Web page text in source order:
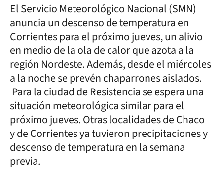
El Servicio Meteorológico Nacional (SMN)
anuncia un descenso de temperatura en
Corrientes para el próximo jueves, un alivio
en medio de la ola de calor que azota a la
región Nordeste. Además, desde el miércoles
a la noche se prevén chaparrones aislados.
Para la ciudad de Resistencia se espera una
situación meteorológica similar para el
próximo jueves. Otras localidades de Chaco
y de Corrientes ya tuvieron precipitaciones y
descenso de temperatura en la semana
previa.